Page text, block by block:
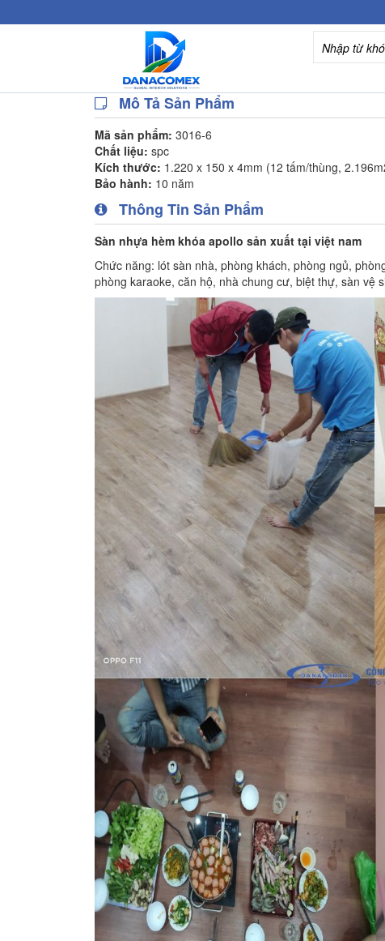
Mô Tả Sản Phẩm
Mã sản phẩm: 3016-6
Chất liệu: spc
Kích thước: 1.220 x 150 x 4mm (12 tấm/thùng,
Bảo hành: 10 năm
Thông Tin Sản Phẩm
Sàn nhựa hèm khóa apollo sản xuất tại việt nam
Chức năng: lót sàn nhà, phòng khách, phòng ngủ,
phòng karaoke, căn hộ, nhà chung cư, biệt thự, sàn